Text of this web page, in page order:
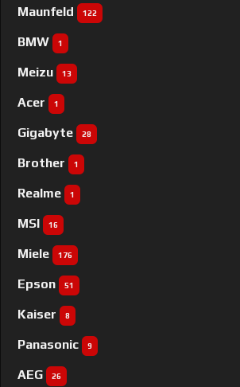
Maunfeld 122
BMW 1
Meizu 13
Acer 1
Gigabyte 28
Brother 1
Realme 1
MSI 16
Miele 176
Epson 51
Kaiser 8
Panasonic 9
AEG 26